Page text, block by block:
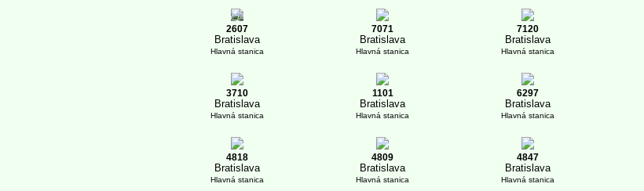
1
2607
Bratislava
Hlavná stanica
7071
Bratislava
Hlavná stanica
7120
Bratislava
Hlavná stanica
3710
Bratislava
Hlavná stanica
1101
Bratislava
Hlavná stanica
6297
Bratislava
Hlavná stanica
4818
Bratislava
Hlavná stanica
4809
Bratislava
Hlavná stanica
4847
Bratislava
Hlavná stanica